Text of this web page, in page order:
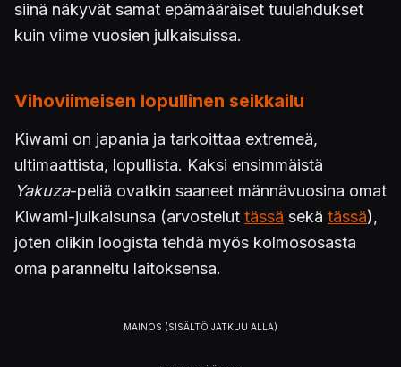
siinä näkyvät samat epämääräiset tuulahdukset
kuin viime vuosien julkaisuissa.
Vihoviimeisen lopullinen seikkailu
Kiwami on japania ja tarkoittaa extremeä,
ultimaattista, lopullista. Kaksi ensimmäistä
Yakuza-peliä ovatkin saaneet männävuosina omat
Kiwami-julkaisunsa (arvostelut tässä sekä tässä),
joten olikin loogista tehdä myös kolmososasta
oma paranneltu laitoksensa.